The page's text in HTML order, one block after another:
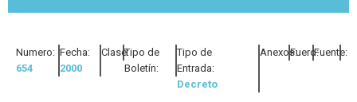
Numero:
654
Fecha:
2000
Clase:Tipo de
Boletín:
Tipo de
Entrada:
Decreto
Anexos:Fuero:Fuente: